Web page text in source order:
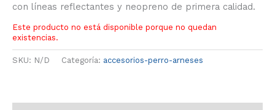
con líneas reflectantes y neopreno de primera calidad.
Este producto no está disponible porque no quedan
existencias.
SKU: N/D Categoría: accesorios-perro-arneses